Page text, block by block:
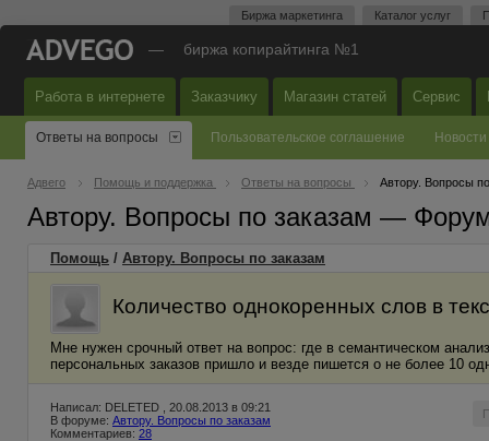
Биржа маркетинга Каталог услуг
— биржа копирайтинга №1
Работа в интернете Заказчику Магазин статей Сервис
Ответы на вопросы Пользовательское соглашение Новости
Адвего Помощь и поддержка Ответы на вопросы Автору. Вопросы
Автору. Вопросы по заказам —
Помощь / Автору. Вопросы по заказам
Количество однокоренных слов в
Мне нужен срочный ответ на вопрос: где в семантическом
персональных заказов пришло и везде пишется о не более 10
Написал: DELETED , 20.08.2013 в 09:21
В форуме: Автору. Вопросы по заказам
Комментариев: 28